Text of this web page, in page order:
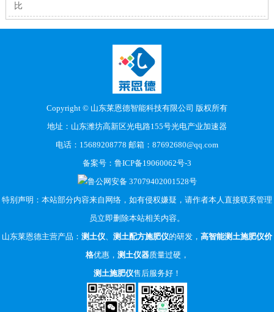
比
Copyright © 山东莱恩德智能科技有限公司 版权所有
地址：山东潍坊高新区光电路155号光电产业加速器
电话：15689208778 邮箱：87692680@qq.com
备案号： 鲁ICP备19060062号-3
鲁公网安备 37079402001528号
特别声明：本站部分内容来自网络，如有侵权嫌疑，请作者本人直接联系管理
员立即删除本站相关内容。
山东莱恩德主营产品： 测土仪、 测土配方施肥仪的研发， 高智能测土施肥仪价
格优惠， 测土仪器质量过硬，
测土施肥仪售后服务好！